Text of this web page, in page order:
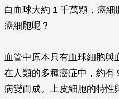
白血球大約 1 千萬顆，癌細
癌細胞呢？
血管中原本只有血球細胞與
在人類的多種癌症中，約有
病變而成。上皮細胞的特性